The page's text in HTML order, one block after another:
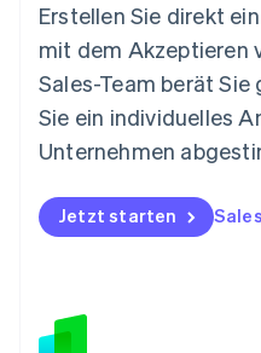
Erstellen Sie direkt
mit dem Akzeptieren
Sales-Team berät
Sie ein individuelles
Unternehmen
Jetzt starten
English
Niederlande
Nederlands English
Norwegen
English
Österreich
Polen
English
Portugal
English